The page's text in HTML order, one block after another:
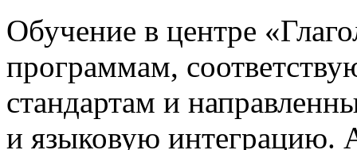
Обучение в центре
программам,
стандартам и
и языковую интеграцию.